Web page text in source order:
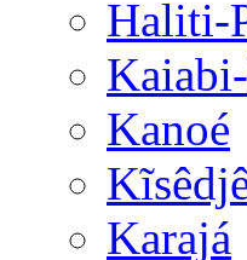
Haliti-
Kanoé
Karajá